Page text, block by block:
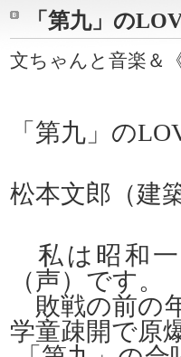
「第九」の
文ちゃんと音楽＆
「第九
松本文郎（建
私は昭和一
（声）です。
敗戦の前の
学童疎開で原